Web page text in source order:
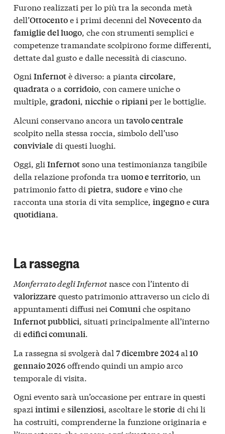
Furono realizzati per lo più tra la seconda metà
dell’Ottocentoe i primi decenni del Novecentoda
famiglie del luogo , che con strumenti semplici e
competenze tramandate scolpirono forme differenti,
dettate dal gusto e dalle necessità di ciascuno.
Ogni Infernotè diverso: a pianta circolare,
quadratao a corridoio, con camere uniche o
multiple, gradoni, nicchie oripianiper le bottiglie.
Alcuni conservano ancora un tavolo centrale
scolpito nella stessa roccia, simbolo dell’uso
conviviale di questi luoghi.
Oggi, gli Infernotsono una testimonianza tangibile
della relazione profonda tra uomo e territorio, un
patrimonio fatto di pietra, sudore evinoche
racconta una storia di vita semplice, ingegnoecura
quotidiana.
La rassegna
Monferrato degli Infernotnasce con l’intento di
valorizzare questo patrimonio attraverso un ciclo di
appuntamenti diffusi nei Comuniche ospitano
Infernot pubblici, situati principalmente all’interno
di edifici comunali.
La rassegna si svolgerà dal 7 dicembre 2024al10
gennaio 2026offrendo quindi un ampio arco
temporale di visita.
Ogni evento sarà un’occasione per entrare in questi
spazi intimiesilenziosi, ascoltare lestorie di chi li
ha costruiti, comprenderne la funzione originaria e